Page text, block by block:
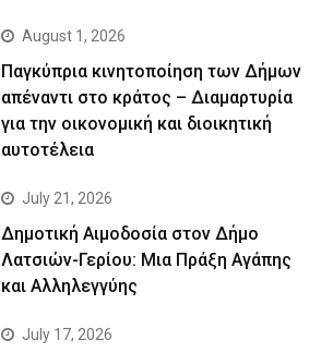
August 1, 2026
Παγκύπρια κινητοποίηση των Δήμων
απέναντι στο κράτος – Διαμαρτυρία
για την οικονομική και διοικητική
αυτοτέλεια
July 21, 2026
Δημοτική Αιμοδοσία στον Δήμο
Λατσιών-Γερίου: Μια Πράξη Αγάπης
και Αλληλεγγύης
July 17, 2026